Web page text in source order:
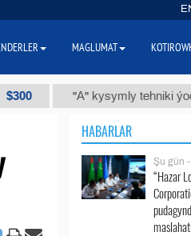
"А" kysymly tehniki ýody (t.)
HABARLAR
Şu gün
“Hazar
MAGLUMAT